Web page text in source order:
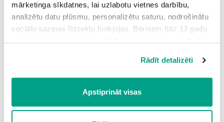
mārketinga sīkdatnes, lai uzlabotu vietnes darbību,
analizētu datu plūsmu, personalizētu saturu, nodrošinātu
sociālo saziņas līdzekļu funkcijas. Bērniem līdz 13 gadu
Spiežot uz pogas “Apstiprināt visas”, Jūs piekrītat visām
sīkdatnēm, kas atrodas šajā tīmekļa vietnē, ieskaitot
trešo pušu mārketinga sīkdatnes. Spiežot uz pogas
vietnē, izņemot “Nepieciešamās” sīkdatnes, kuru
Rādīt detalizēti
Apstiprināt visas